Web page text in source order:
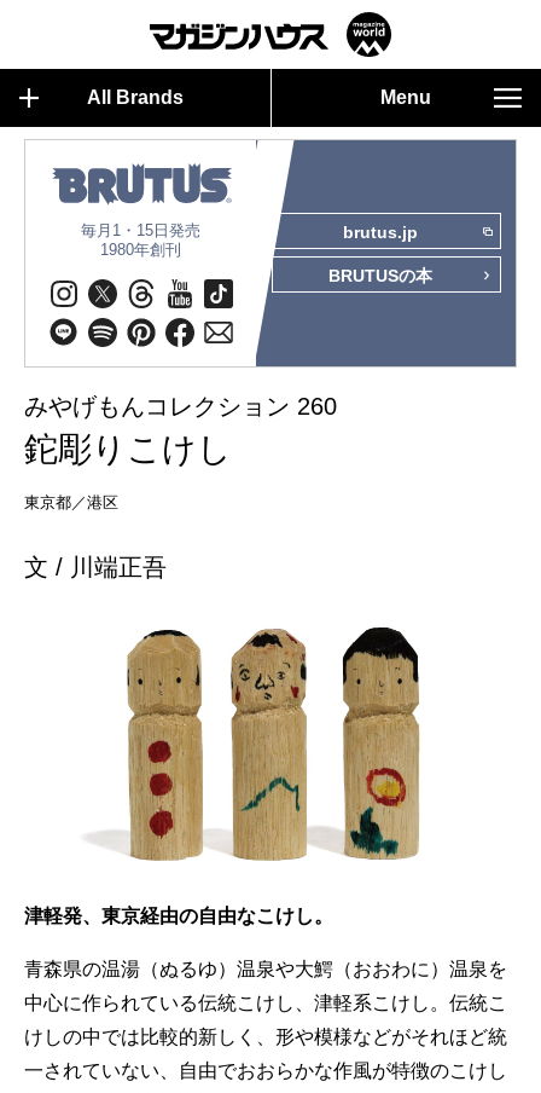
All Brands Menu
毎月1・15日発売
1980年創刊
brutus.jp
BRUTUSの本
みやげもんコレクション 260
鉈彫りこけし
東京都／港区
文 / 川端正吾
津軽発、東京経由の自由なこけし。
青森県の温湯（ぬるゆ）温泉や大鰐（おおわに）温泉を
中心に作られている伝統こけし、津軽系こけし。伝統こ
けしの中では比較的新しく、形や模様などがそれほど統
一されていない、自由でおおらかな作風が特徴のこけし